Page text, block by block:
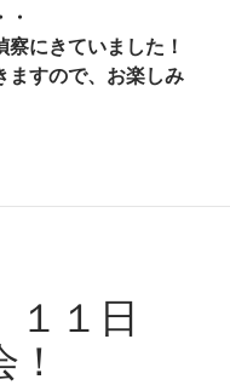
にきていました！
ますので、お楽しみ
１１日